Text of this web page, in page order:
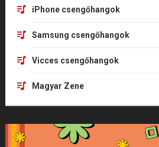
iPhone csengőhangok
Samsung csengőhangok
Vicces csengőhangok
Magyar Zene